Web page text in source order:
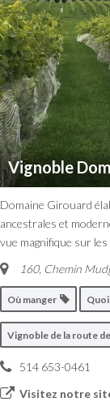
Vignoble
Domaine Girouard
ancestrales et
vue magnifique sur
160, Chemin
Où manger
Vignoble de la route
514 653-0461
Visitez notre